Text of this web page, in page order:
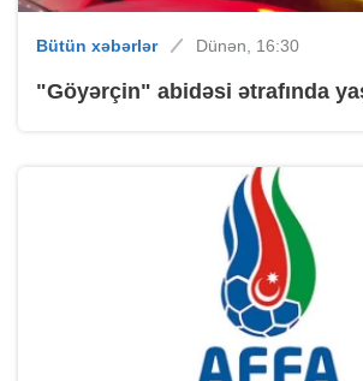
Bütün xəbərlər Dünən, 16:30
"Göyərçin" abidəsi ətrafında